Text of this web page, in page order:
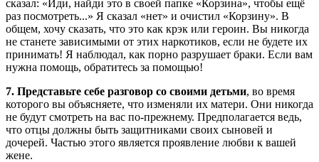
сказал: «Иди, найди это в своей папке «Корзина», чтобы ещё
раз посмотреть...» Я сказал «нет» и очистил «Корзину». В
общем, хочу сказать, что это как крэк или героин. Вы никогда
не станете зависимыми от этих наркотиков, если не будете их
принимать! Я наблюдал, как порно разрушает браки. Если вам
нужна помощь, обратитесь за помощью!
7. Представьте себе разговор со своими детьми, во время
которого вы объясняете, что изменяли их матери. Они никогда
не будут смотреть на вас по-прежнему. Предполагается ведь,
что отцы должны быть защитниками своих сыновей и
дочерей. Частью этого является проявление любви к вашей
жене.